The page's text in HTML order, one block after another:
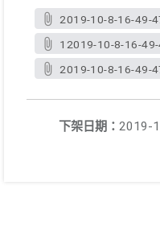
2019-10-8-16-49-
12019-10-8-16-
2019-10-8-16-49-
下架日期： 2019-